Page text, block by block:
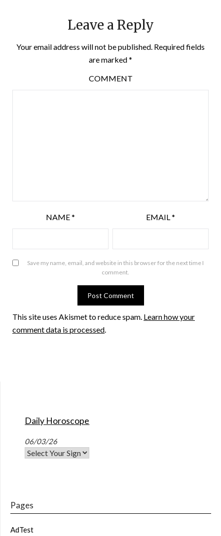
Leave a Reply
Your email address will not be published. Required fields
are marked*
COMMENT
NAME* EMAIL *
Save my name, email, and website in this browser for the next time I
comment.
This site uses Akismet to reduce spam. Learn how your
comment data is processed
Daily Horoscope
06/03/26
Pages
AdTest